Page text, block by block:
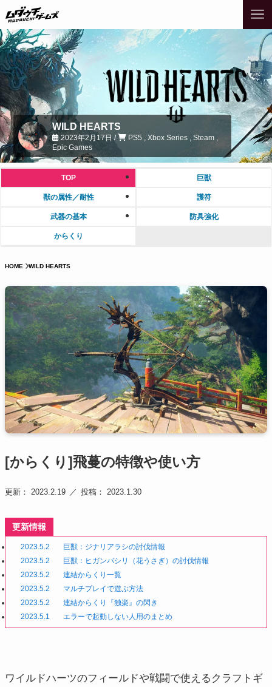
WILD HEARTS
2023年2月17日 /
PS5 , Xbox Series , Steam ,
Epic Games
TOP 巨獣
獣の属性／耐性 護符
武器の基本 防具強化
からくり
HOME WILD HEARTS
[からくり]飛蔓の特徴や使い方
更新： 2023.2.19 投稿： 2023.1.30
更新情報
2023.5.2
巨獣：ジナリアラシの討伐情報
2023.5.2
巨獣：ヒガンバシリ（花うさぎ）の討伐情報
2023.5.2
連結からくり一覧
2023.5.2
マルチプレイで遊ぶ方法
2023.5.2
連結からくり『独楽』の閃き
2023.5.1
エラーで起動しない人用のまとめ
ワイルドハーツのフィールドや戦闘で使えるクラフトギ